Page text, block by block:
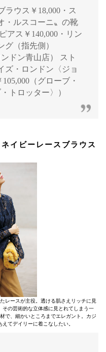
ラウス￥18,000・ス
・ルスコーニ〟の靴
アス￥140,000・リン
グ（指先側）
ドン青山店） スト
ズ・ロンドン〈ジョ
（グローブ・
トロッター〉）
イビーレースブラウス
レースが主役。透ける肌さえリッチに見
の芸術的な立体感に見とれてしまう一
で、細かいところまでエレガント。カジ
てデイリーに着こなしたい。